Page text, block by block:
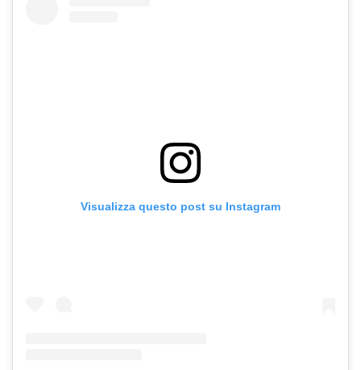
Visualizza questo post su Instagram